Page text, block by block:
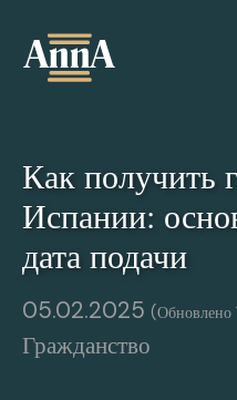
content
Как получить
Испании:
дата подачи
05.02.2025
Гражданство